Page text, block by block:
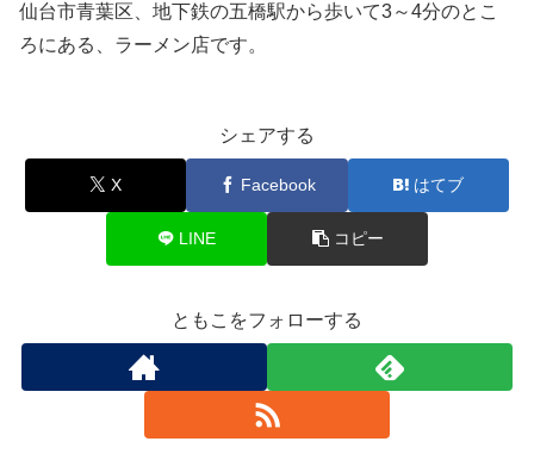
仙台市青葉区、地下鉄の五橋駅から歩いて3～4分のとこ
ろにある、ラーメン店です。
シェアする
X Facebook はてブ
LINE コピー
ともこをフォローする